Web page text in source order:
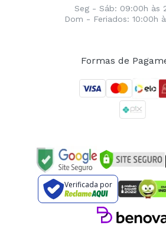
Seg - Sáb: 09:00h às
Dom - Feriados: 10:00h
Formas de
Verificada por